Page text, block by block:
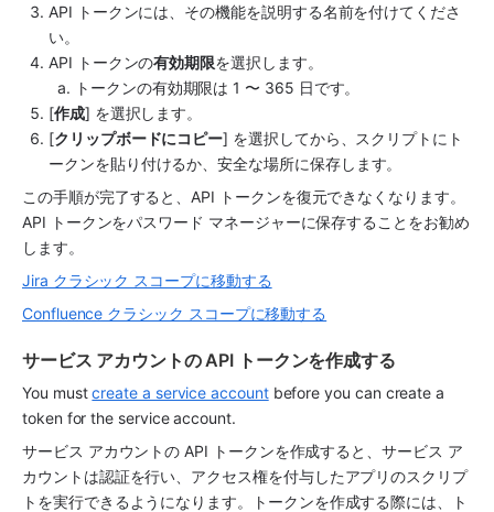
API トークンには、その機能を説明する名前を付けてくださ
い。
API トークンの有効期限を選択します。
トークンの有効期限は 1 〜 365 日です。
[作成] を選択します。
[クリップボードにコピー] を選択してから、スクリプトにト
ークンを貼り付けるか、安全な場所に保存します。
この手順が完了すると、API トークンを復元できなくなります。
API トークンをパスワード マネージャーに保存することをお勧め
します。
Jira クラシック スコープに移動する
Confluence クラシック スコープに移動する
サービス アカウントの API トークンを作成する
You must create a service account before you can create a
token for the service account.
サービス アカウントの API トークンを作成すると、サービス ア
カウントは認証を行い、アクセス権を付与したアプリのスクリプ
トを実行できるようになります。トークンを作成する際には、ト